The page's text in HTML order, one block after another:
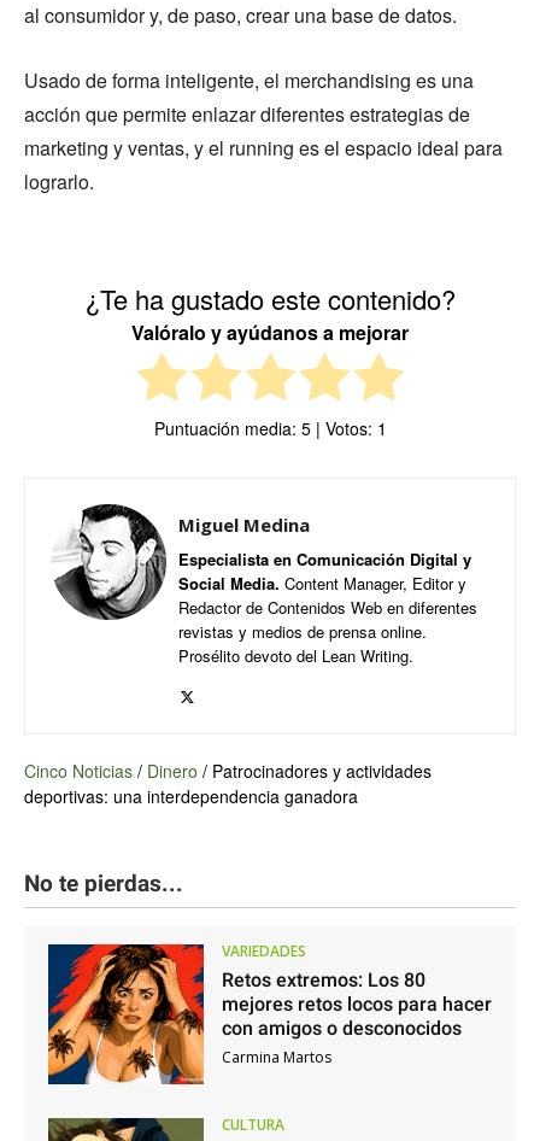
al consumidor y, de paso, crear una base de datos.
Usado de forma inteligente, el merchandising es una
acción que permite enlazar diferentes estrategias de
marketing y ventas, y el running es el espacio ideal para
lograrlo.
¿Te ha gustado este contenido?
Valóralo y ayúdanos a mejorar
Puntuación media: 5| Votos: 1
Miguel Medina
Especialista en Comunicación Digital y
Social Media. Content Manager, Editor y
Redactor de Contenidos Web en diferentes
revistas y medios de prensa online.
Prosélito devoto del Lean Writing.
Cinco Noticias / Dinero / Patrocinadores y actividades
deportivas: una interdependencia ganadora
No te pierdas...
VARIEDADES
Retos extremos: Los 80
mejores retos locos para hacer
con amigos o desconocidos
Carmina Martos
CULTURA